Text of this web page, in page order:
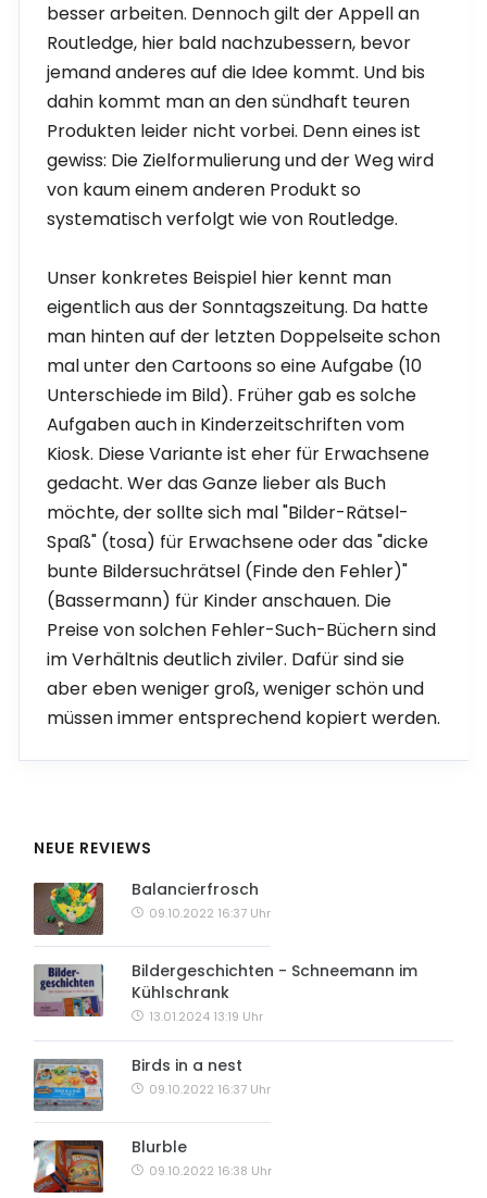
besser arbeiten. Dennoch gilt der Appell an
Routledge, hier bald nachzubessern, bevor
jemand anderes auf die Idee kommt. Und bis
dahin kommt man an den sündhaft teuren
Produkten leider nicht vorbei. Denn eines ist
gewiss: Die Zielformulierung und der Weg wird
von kaum einem anderen Produkt so
systematisch verfolgt wie von Routledge.
Unser konkretes Beispiel hier kennt man
eigentlich aus der Sonntagszeitung. Da hatte
man hinten auf der letzten Doppelseite schon
mal unter den Cartoons so eine Aufgabe (10
Unterschiede im Bild). Früher gab es solche
Aufgaben auch in Kinderzeitschriften vom
Kiosk. Diese Variante ist eher für Erwachsene
gedacht. Wer das Ganze lieber als Buch
möchte, der sollte sich mal "Bilder-Rätsel-
Spaß" (tosa) für Erwachsene oder das "dicke
bunte Bildersuchrätsel (Finde den Fehler)"
(Bassermann) für Kinder anschauen. Die
Preise von solchen Fehler-Such-Büchern sind
im Verhältnis deutlich ziviler. Dafür sind sie
aber eben weniger groß, weniger schön und
müssen immer entsprechend kopiert werden.
NEUE REVIEWS
Balancierfrosch
09.10.2022 16:37 Uhr
Bildergeschichten - Schneemann im
Kühlschrank
13.01.2024 13:19 Uhr
Birds in a nest
09.10.2022 16:37 Uhr
Blurble
09.10.2022 16:38 Uhr